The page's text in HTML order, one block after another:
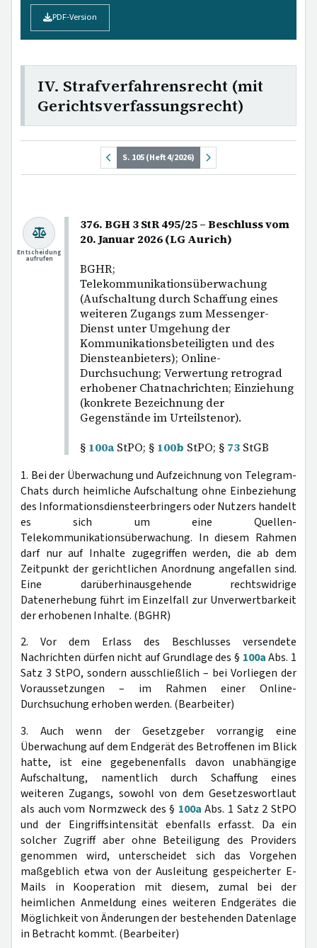
PDF-Version
IV. Strafverfahrensrecht (mit
Gerichtsverfassungsrecht)
S. 105 (Heft 4/2026)
376. BGH 3 StR 495/25 – Beschluss vom
20. Januar 2026 (LG Aurich)
BGHR;
Telekommunikationsüberwachung
(Aufschaltung durch Schaffung eines
weiteren Zugangs zum Messenger-
Dienst unter Umgehung der
Kommunikationsbeteiligten und des
Diensteanbieters); Online-
Durchsuchung; Verwertung retrograd
erhobener Chatnachrichten; Einziehung
(konkrete Bezeichnung der
Gegenstände im Urteilstenor).
§ 100a StPO; § 100b StPO; § 73 StGB
Entscheidung
aufrufen
1. Bei der Überwachung und Aufzeichnung von Telegram-
Chats durch heimliche Aufschaltung ohne Einbeziehung
des Informationsdiensteerbringers oder Nutzers handelt
es sich um eine Quellen-
Telekommunikationsüberwachung. In diesem Rahmen
darf nur auf Inhalte zugegriffen werden, die ab dem
Zeitpunkt der gerichtlichen Anordnung angefallen sind.
Eine darüberhinausgehende rechtswidrige
Datenerhebung führt im Einzelfall zur Unverwertbarkeit
der erhobenen Inhalte. (BGHR)
2. Vor dem Erlass des Beschlusses versendete
Nachrichten dürfen nicht auf Grundlage des § 100aAbs. 1
Satz 3 StPO, sondern ausschließlich – bei Vorliegen der
Voraussetzungen – im Rahmen einer Online-
Durchsuchung erhoben werden. (Bearbeiter)
3. Auch wenn der Gesetzgeber vorrangig eine
Überwachung auf dem Endgerät des Betroffenen im Blick
hatte, ist eine gegebenenfalls davon unabhängige
Aufschaltung, namentlich durch Schaffung eines
weiteren Zugangs, sowohl von dem Gesetzeswortlaut
als auch vom Normzweck des § 100a Abs. 1 Satz 2 StPO
und der Eingriffsintensität ebenfalls erfasst. Da ein
solcher Zugriff aber ohne Beteiligung des Providers
genommen wird, unterscheidet sich das Vorgehen
maßgeblich etwa von der Ausleitung gespeicherter E-
Mails in Kooperation mit diesem, zumal bei der
heimlichen Anmeldung eines weiteren Endgerätes die
Möglichkeit von Änderungen der bestehenden Datenlage
in Betracht kommt. (Bearbeiter)